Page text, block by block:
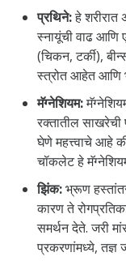
प्रथिने:हे
स्नायूंची वाढ आणि
(चिकन, टर्की),
स्त्रोत आहेत आणि
मॅग्नेशियम:
रक्तातील
घेणे महत्त्वाचे आहे
चॉकलेट हे
झिंक:भ्रूण
कारण ते
समर्थन देते. जरी
प्रकरणांमध्ये, तज्ञ